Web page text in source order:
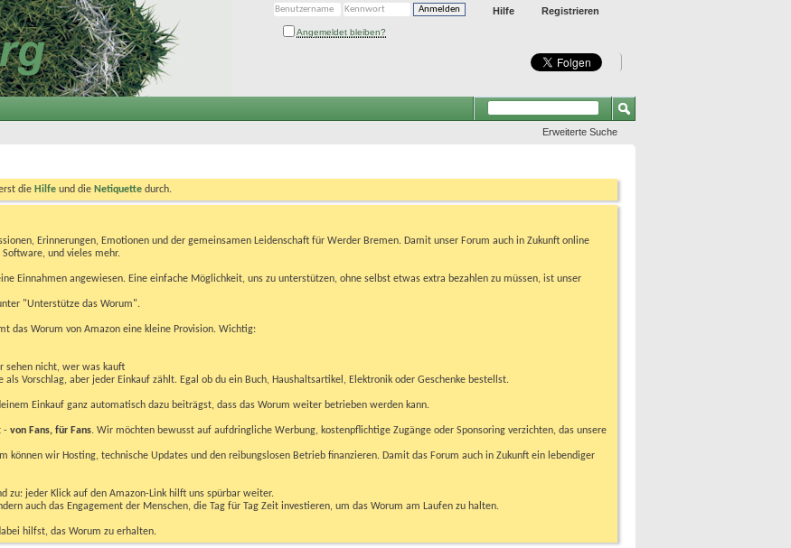
Registrieren
Hilfe
Angemeldet bleiben?
Erweiterte Suche
die Hilfe und die Netiquette durch.
Erinnerungen, Emotionen und der gemeinsamen Leidenschaft für Werder Bremen. Damit unser Forum auch in Zukunft online
und vieles mehr.
Einnahmen angewiesen. Eine einfache Möglichkeit, uns zu unterstützen, ohne selbst etwas extra bezahlen zu müssen, ist unser
"Unterstütze das Worum".
das Worum von Amazon eine kleine Provision. Wichtig:
sehen nicht, wer was kauft
Vorschlag, aber jeder Einkauf zählt. Egal ob du ein Buch, Haushaltsartikel, Elektronik oder Geschenke bestellst.
Einkauf ganz automatisch dazu beiträgst, dass das Worum weiter betrieben werden kann.
- von Fans, für Fans. Wir möchten bewusst auf aufdringliche Werbung, kostenpflichtige Zugänge oder Sponsoring verzichten, das unsere
können wir Hosting, technische Updates und den reibungslosen Betrieb finanzieren. Damit das Forum auch in Zukunft ein lebendiger
jeder Klick auf den Amazon-Link hilft uns spürbar weiter.
auch das Engagement der Menschen, die Tag für Tag Zeit investieren, um das Worum am Laufen zu halten.
hilfst, das Worum zu erhalten.